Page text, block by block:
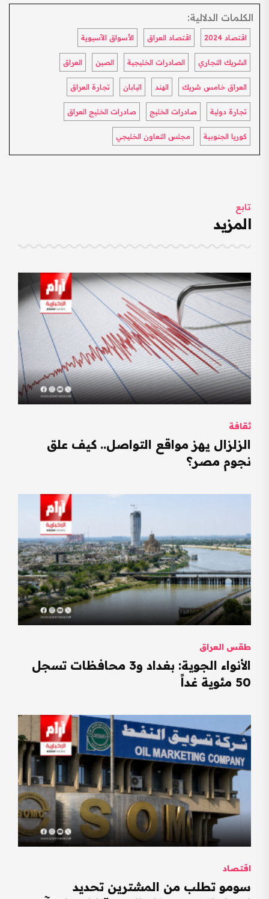
الكلمات الدلالية:
اقتصاد 2024 اقتصاد العراق الأسواق الآسيوية
الشريك التجاري الصادرات الخليجية الصين العراق
العراق خامس شريك الهند اليابان تجارة العراق
تجارة دولية صادرات الخليج صادرات الخليج العراق
كوريا الجنوبية مجلس التعاون الخليجي
تابع
المزيد
ثقافة
الزلزال يهز مواقع التواصل.. كيف علق
نجوم مصر؟
طقس العراق
الأنواء الجوية: بغداد و3 محافظات تسجل
50 مئوية غداً
اقتصاد
سومو تطلب من المشترين تحديد